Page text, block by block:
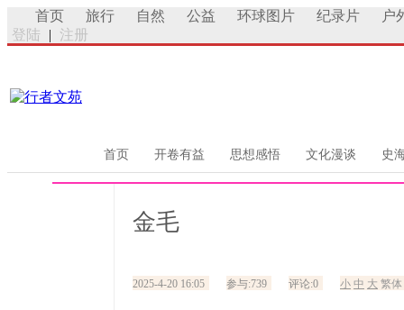
首页 旅行 自然 公益 环球图片 纪录片
户
登陆
| 注册
首页 开卷有益 思想感悟 文化漫谈 史
金毛
2025-4-20 16:05 参与:739 评论:0 小 中 大 繁体